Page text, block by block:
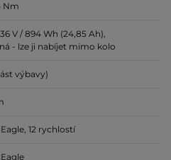
Nm
V / 894 Wh (24,85 Ah),
- lze ji nabíjet mimo kolo
výbavy)
Eagle, 12 rychlostí
Eagle